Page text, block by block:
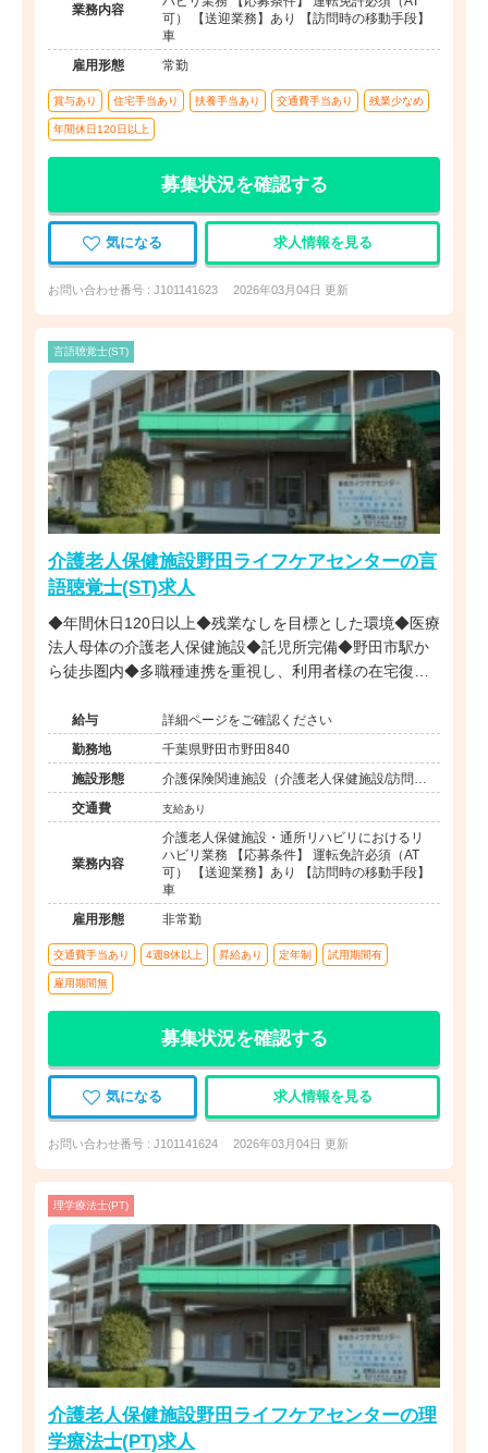
業務内容
可） 【送迎業務】あり 【訪問時の移動手段】
車
雇用形態
常勤
賞与あり 住宅手当あり 扶養手当あり 交通費手当あり 残業少なめ
年間休日120日以上
募集状況を確認する
気になる 求人情報を見る
お問い合わせ番号 : J101141623 2026年03月04日 更新
言語聴覚士(ST)
介護老人保健施設野田ライフケアセンターの言
語聴覚士(ST)求人
◆年間休日120日以上◆残業なしを目標とした環境◆医療
法人母体の介護老人保健施設◆託児所完備◆野田市駅か
ら徒歩圏内◆多職種連携を重視し、利用者様の在宅復帰
給与
詳細ページをご確認ください
勤務地
千葉県野田市野田840
施設形態
介護保険関連施設（介護老人保健施設/訪問看
護・リハ）
交通費 支給あり
業務内容
介護老人保健施設・通所リハビリにおけるリ
ハビリ業務 【応募条件】 運転免許必須（AT
可） 【送迎業務】あり 【訪問時の移動手段】
車
雇用形態
非常勤
交通費手当あり 4週8休以上 昇給あり 定年制 試用期間有
雇用期間無
募集状況を確認する
気になる 求人情報を見る
お問い合わせ番号 : J101141624 2026年03月04日 更新
理学療法士(PT)
介護老人保健施設野田ライフケアセンターの理
学療法士(PT)求人